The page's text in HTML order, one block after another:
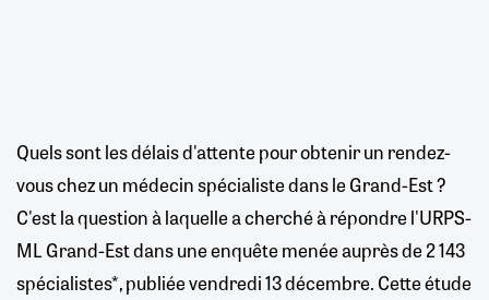
Quels sont les délais d'attente pour obtenir un rendez-
vous chez un médecin spécialiste dans le Grand-Est ?
C'est la question à laquelle a cherché à répondre l'URPS-
ML Grand-Est dans une enquête menée auprès de 2 143
spécialistes*, publiée vendredi 13 décembre. Cette étude